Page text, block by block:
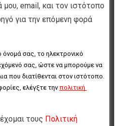
email, και τον ιστότοπο
για την επόμενη φορά
σας, το ηλεκτρονικό
σας, ώστε να μπορούμε να
που διατίθενται στον ιστότοπο.
ελέγξτε την πολιτική
τους Πολιτική